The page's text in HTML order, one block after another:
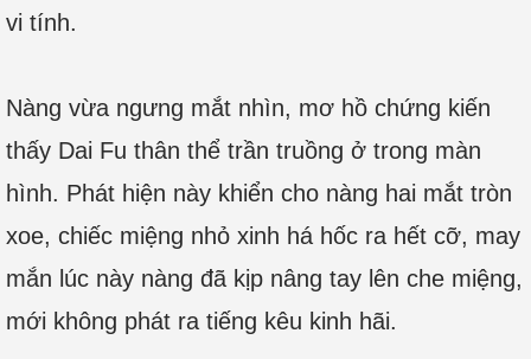
vi tính.
Nàng vừa ngưng mắt nhìn, mơ hồ chứng kiến
thấy Dai Fu thân thể trần truồng ở trong màn
hình. Phát hiện này khiển cho nàng hai mắt tròn
xoe, chiếc miệng nhỏ xinh há hốc ra hết cỡ, may
mắn lúc này nàng đã kịp nâng tay lên che miệng,
mới không phát ra tiếng kêu kinh hãi.